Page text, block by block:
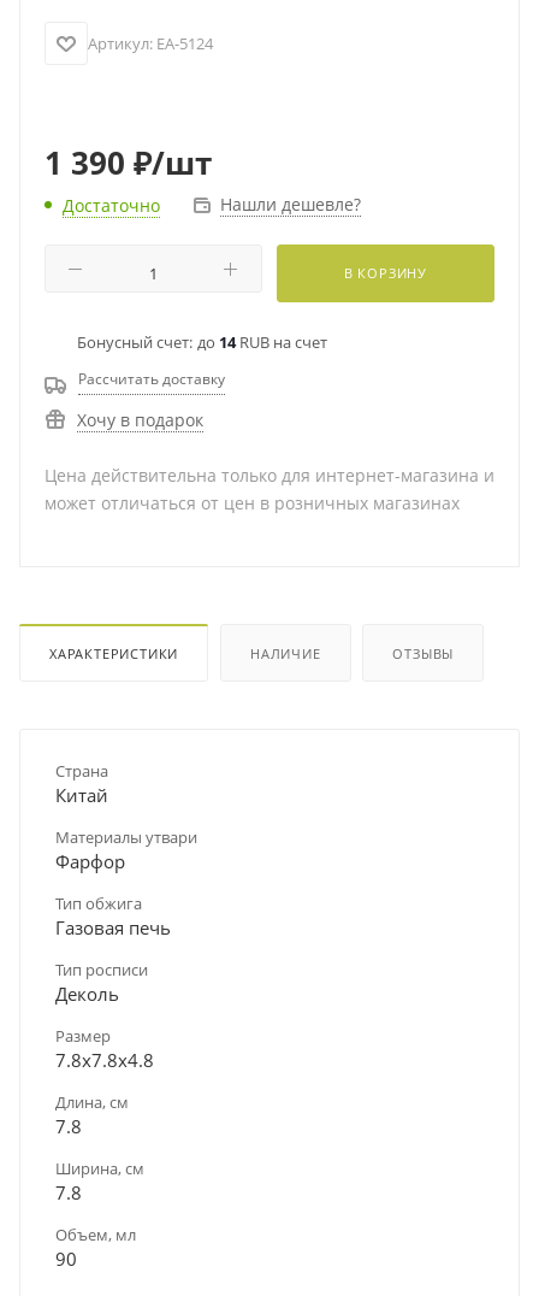
Артикул: EA-5124
1 390 ₽/шт
Достаточно Нашли дешевле?
В КОРЗИНУ
Бонусный счет: до 14RUB на счет
Рассчитать доставку
Хочу в подарок
Цена действительна только для интернет-магазина и
может отличаться от цен в розничных магазинах
ХАРАКТЕРИСТИКИ НАЛИЧИЕ ОТЗЫВЫ
Страна
Китай
Материалы утвари
Фарфор
Тип обжига
Газовая печь
Тип росписи
Деколь
Размер
7.8х7.8х4.8
Длина, см
7.8
Ширина, см
7.8
Объем, мл
90